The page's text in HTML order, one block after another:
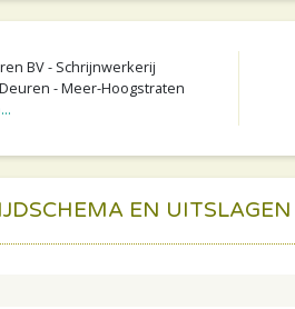
BV - Schrijnwerkerij
- Meer-Hoogstraten
EN UITSLAGEN